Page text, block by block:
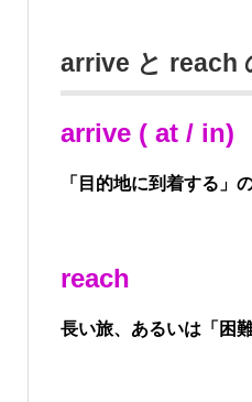
arrive と reach
arrive ( at / in)
「目的地に到着する」
reach
長い旅、あるいは「困